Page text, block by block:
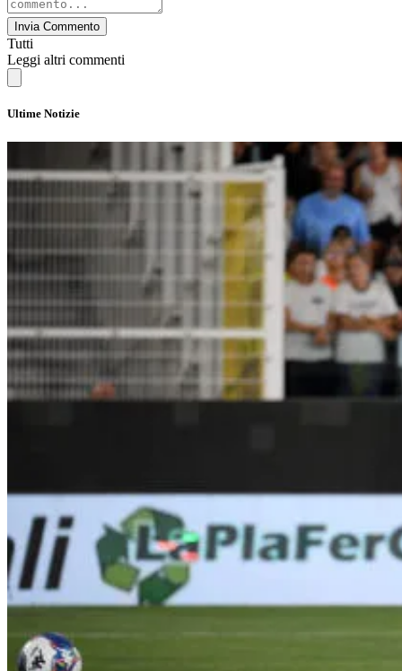
Invia Commento
Tutti
Leggi altri commenti
Ultime Notizie